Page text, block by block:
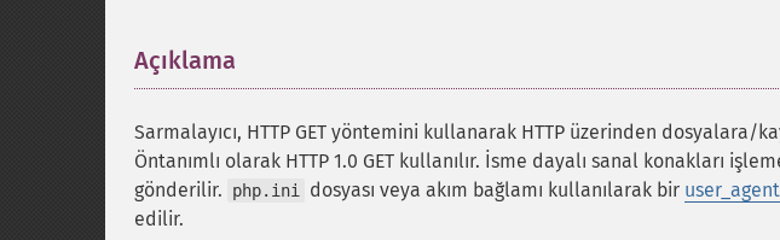
Açıklama
Sarmalayıcı, HTTP GET yöntemini kullanarak HTTP üzerinden dosyalara/
Öntanımlı olarak HTTP 1.0 GET kullanılır. İsme dayalı sanal konakları
gönderilir.
php.ini dosyası veya akım bağlamı kullanılarak bir user_agent
edilir.